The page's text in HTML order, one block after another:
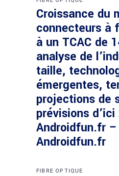
Croissance du
connecteurs à
à un TCAC de
analyse de
taille,
émergentes,
projections de
prévisions
Androidfun.fr –
Androidfun.fr
FIBRE OPTIQUE